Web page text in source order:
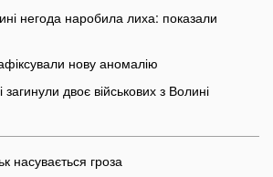
негода наробила лиха: показали
нову аномалію
загинули двоє військових з Волині
насувається гроза